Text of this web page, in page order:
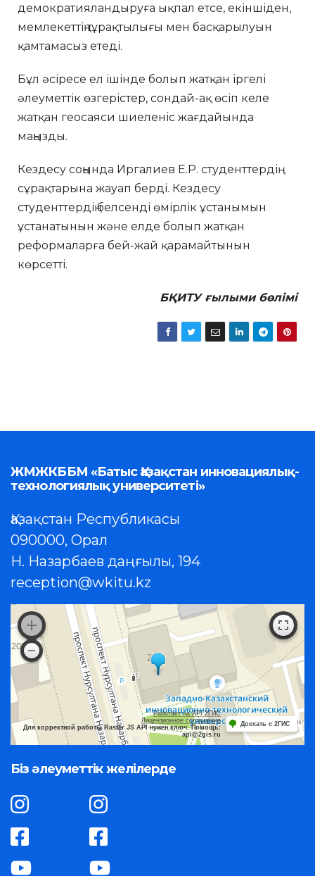
демократияландыруға ықпал етсе, екіншіден,
мемлекеттің тұрақтылығы мен басқарылуын
қамтамасыз етеді.
Бұл әсіресе ел ішінде болып жатқан іргелі
әлеуметтік өзгерістер, сондай-ақ өсіп келе
жатқан геосаяси шиеленіс жағдайында
маңызды.
Кездесу соңында Иргалиев Е.Р. студенттердің
сұрақтарына жауап берді. Кездесу
студенттердің белсенді өмірлік ұстанымын
ұстанатынын және елде болып жатқан
реформаларға бей-жай қарамайтынын
көрсетті.
БҚИТУ ғылыми бөлімі
ЖМЖКББМ «Батыс Қазақстан инновациялық-
технологиялық университеті»
Қазақстан Республикасы
090000, Орал
Н. Назарбаев даңғылы, 194
reception@wkitu.kz
Работает на API 2ГИС
Лицензионное соглашение
Для корректной работы Raster JS API нужен ключ. Помощь:
api@2gis.ru
Доехать с 2ГИС
Біз әлеуметтік желілерде